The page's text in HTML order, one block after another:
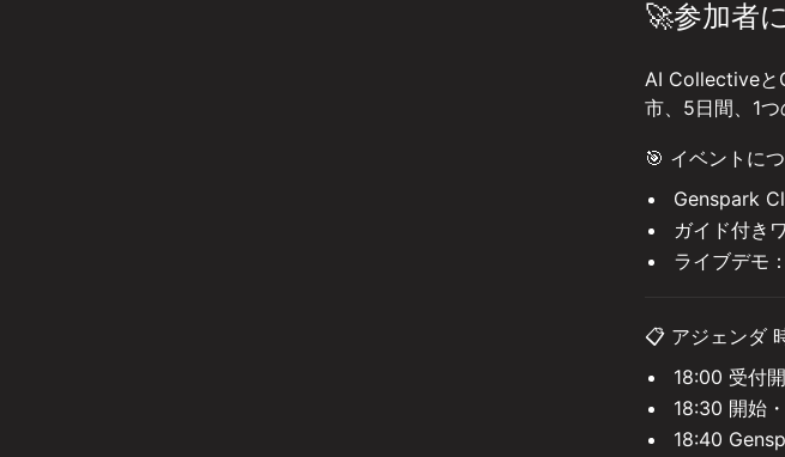
🚀参加者
AI Collectiveと
市、5日間、1つ
🎯 イベントに
Genspark
ガイド付き
ライブデモ
📋 アジェンダ
18:00 受付
18:30 開始
18:40